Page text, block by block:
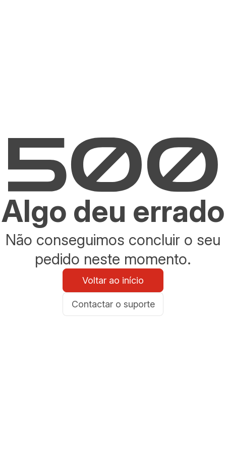
Algo deu errado
Não conseguimos concluir o seu
pedido neste momento.
Voltar ao início
Contactar o suporte